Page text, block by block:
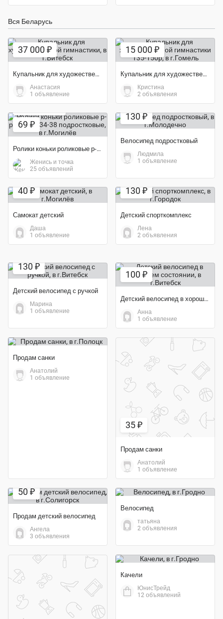
Вся Беларусь
37 000 ₽
Купальник для художественной гимнастики
Анастасия
1 объявление
15 000 ₽
Купальник для художественной гимнастики 135-150р
Кристина
2 объявления
69 ₽
Ролики коньки роликовые р-р 31-34 и 34-38 подростковые
Женись и точка
25 объявлений
130 ₽
Велосипед подростковый
Людмила
1 объявление
40 ₽
Самокат детский
Даша
1 объявление
130 ₽
Детский спорткомплекс
Лена
2 объявления
130 ₽
Детский велосипед с ручкой
Марина
1 объявление
100 ₽
Детский велосипед в хорошем состоянии
Анна
1 объявление
Продам санки
Анатолий
1 объявление
35 ₽
Продам санки
Анатолий
1 объявление
50 ₽
Продам детский велосипед
Ангела
3 объявления
Велосипед
татьяна
2 объявления
Качели
ЮнисТрейд
12 объявлений